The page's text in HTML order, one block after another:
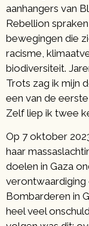
aanhangers van
Rebellion
bewegingen die
racisme,
biodiversiteit.
Trots zag ik mijn
een van de
Zelf liep ik twee
Op 7 oktober
haar
doelen in Gaza
verontwaardiging
Bombarderen in
heel veel